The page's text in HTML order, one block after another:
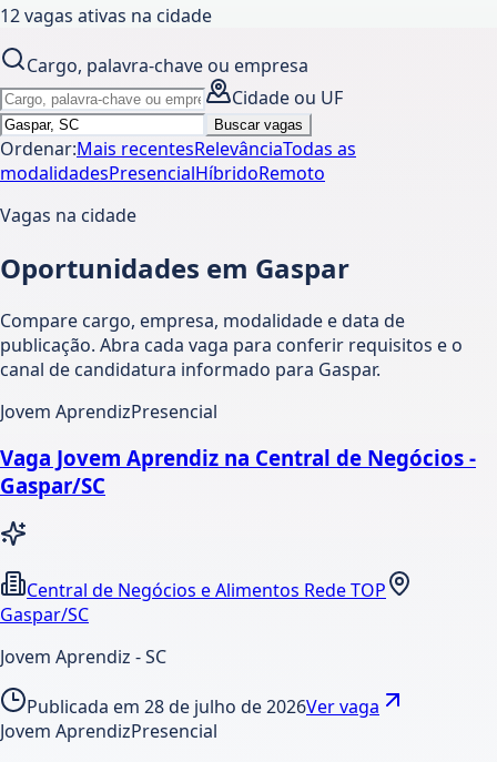
12vagas ativas na cidade
Cargo, palavra-chave ou empresa
Cidade ou UF
Buscar vagas
Ordenar:Mais recentesRelevânciaTodas as
modalidadesPresencialHíbridoRemoto
Vagas na cidade
Oportunidades em Gaspar
Compare cargo, empresa, modalidade e data de
publicação. Abra cada vaga para conferir requisitos e o
canal de candidatura informado para Gaspar.
Jovem AprendizPresencial
Vaga Jovem Aprendiz na Central de Negócios -
Gaspar/SC
Central de Negócios e Alimentos Rede TOP
Gaspar/SC
Jovem Aprendiz - SC
Publicada em 28 de julho de 2026Ver vaga
Jovem AprendizPresencial